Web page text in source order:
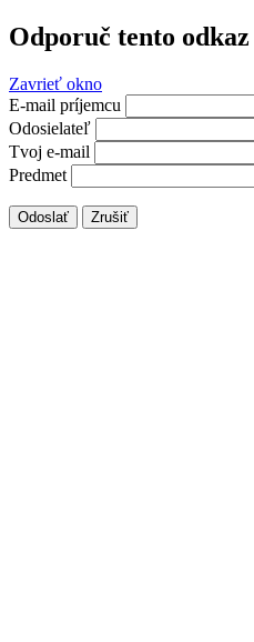
Odporuč tento
Zavrieť okno
E-mail príjemcu
Odosielateľ
Tvoj e-mail
Predmet
Odoslať Zrušiť